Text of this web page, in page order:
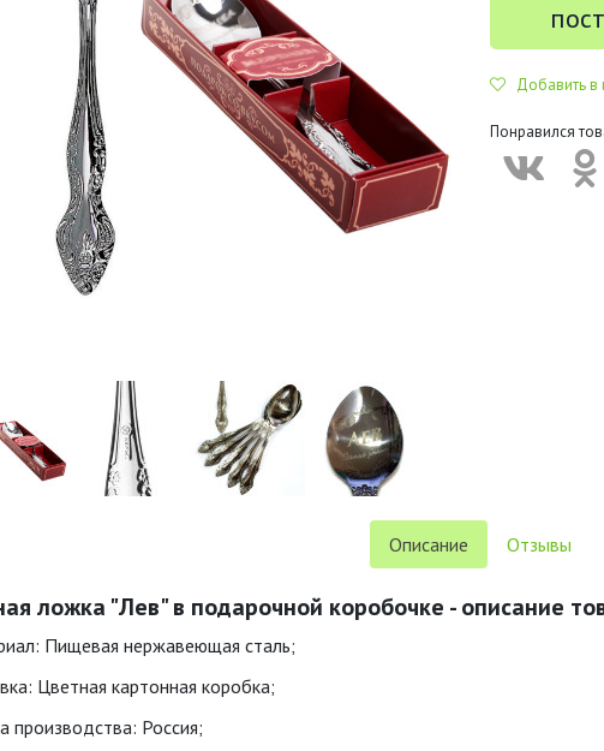
Добавить в
Понравился
Описание Отзывы
ложка "Лев" в подарочной коробочке - описание
Пищевая нержавеющая сталь;
Цветная картонная коробка;
производства: Россия;